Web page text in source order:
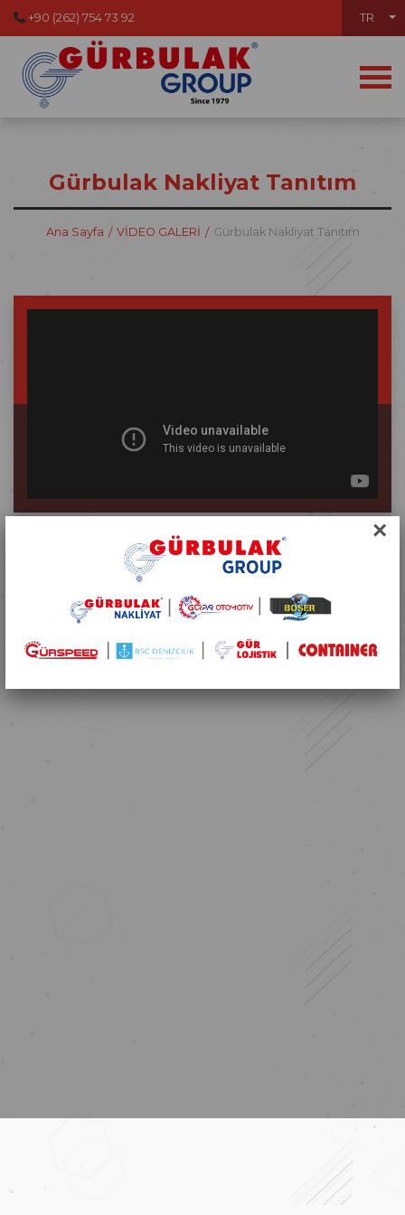
×
+90 (262) 754 73 92 TR
Gürbulak Nakliyat Tanıtım
Ana Sayfa VİDEO GALERİ Gürbulak Nakliyat Tanıtım